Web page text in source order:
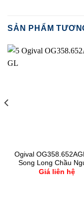
SẢN PHẨM
Ogival
Song Long Chầu
Giá liên hệ